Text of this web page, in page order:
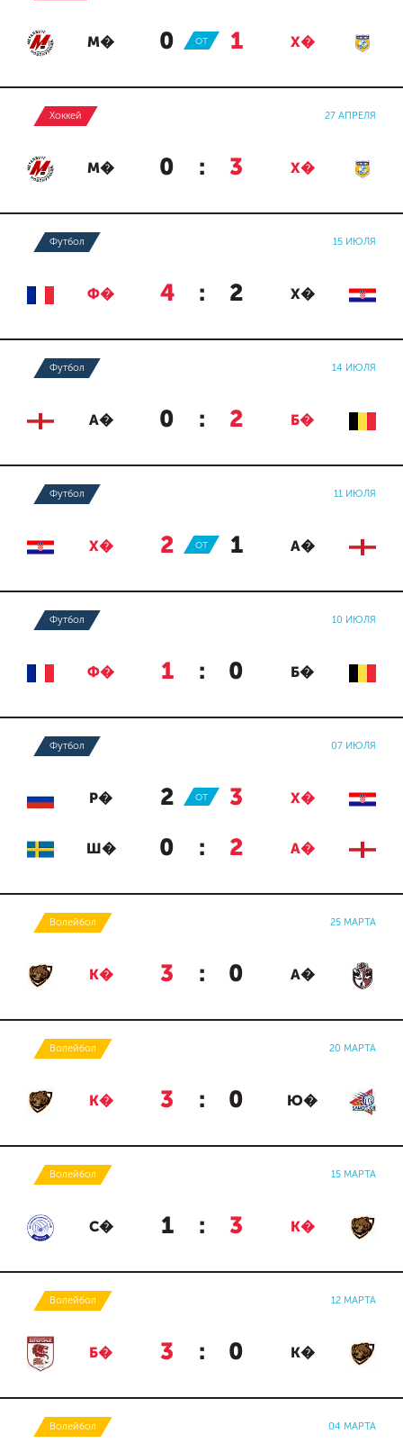
М� 0 : 1 Х�
ОТ
Хоккей 27 АПРЕЛЯ
М� 0 : 3 Х�
Футбол 15 ИЮЛЯ
Ф� 4 : 2 Х�
Футбол 14 ИЮЛЯ
А� 0 : 2 Б�
Футбол 11 ИЮЛЯ
Х� 2 : 1 А�
ОТ
Футбол 10 ИЮЛЯ
Ф� 1 : 0 Б�
Футбол 07 ИЮЛЯ
Р� 2 : 3 Х�
ОТ
Ш� 0 : 2 А�
Волейбол 25 МАРТА
К� 3 : 0 А�
Волейбол 20 МАРТА
К� 3 : 0 Ю�
Волейбол 15 МАРТА
С� 1 : 3 К�
Волейбол 12 МАРТА
Б� 3 : 0 К�
Волейбол 04 МАРТА